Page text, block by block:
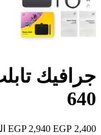
جرافيك
640
2,400 EGP
2,940 EGP